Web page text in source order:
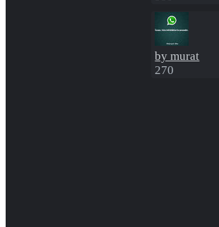
by murat
270